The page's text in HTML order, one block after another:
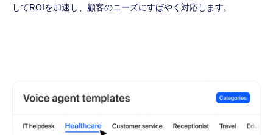
してROIを加速し、顧客のニーズにすばやく対応します。